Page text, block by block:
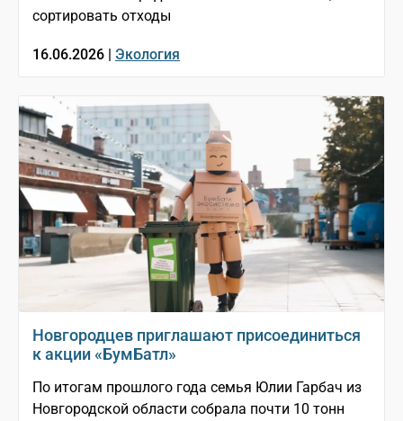
сортировать отходы
16.06.2026 | Экология
Новгородцев приглашают присоединиться
к акции «БумБатл»
По итогам прошлого года семья Юлии Гарбач из
Новгородской области собрала почти 10 тонн